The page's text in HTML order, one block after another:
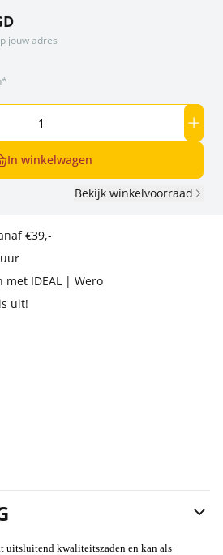
jouw adres
In winkelwagen
Bekijk winkelvoorraad
€39,-
met IDEAL | Wero
uit!
uitsluitend kwaliteitszaden en kan als